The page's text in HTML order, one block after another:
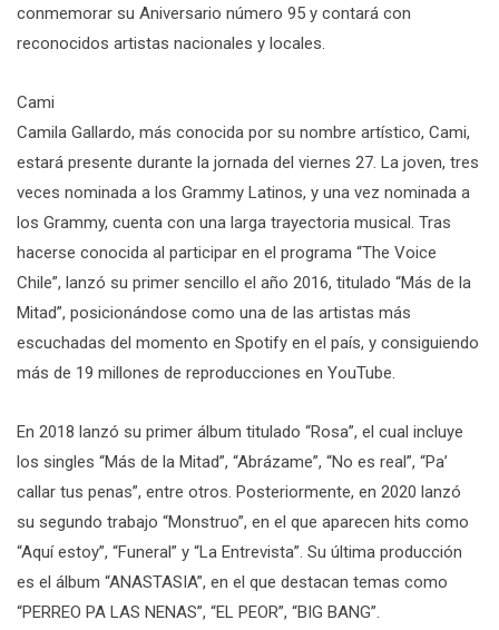
conmemorar su Aniversario número 95 y contará con
reconocidos artistas nacionales y locales.
Cami
Camila Gallardo, más conocida por su nombre artístico, Cami,
estará presente durante la jornada del viernes 27. La joven, tres
veces nominada a los Grammy Latinos, y una vez nominada a
los Grammy, cuenta con una larga trayectoria musical. Tras
hacerse conocida al participar en el programa “The Voice
Chile”, lanzó su primer sencillo el año 2016, titulado “Más de la
Mitad”, posicionándose como una de las artistas más
escuchadas del momento en Spotify en el país, y consiguiendo
más de 19 millones de reproducciones en YouTube.
En 2018 lanzó su primer álbum titulado “Rosa”, el cual incluye
los singles “Más de la Mitad”, “Abrázame”, “No es real”, “Pa’
callar tus penas”, entre otros. Posteriormente, en 2020 lanzó
su segundo trabajo “Monstruo”, en el que aparecen hits como
“Aquí estoy”, “Funeral” y “La Entrevista”. Su última producción
es el álbum “ANASTASIA”, en el que destacan temas como
“PERREO PA LAS NENAS”, “EL PEOR”, “BIG BANG”.